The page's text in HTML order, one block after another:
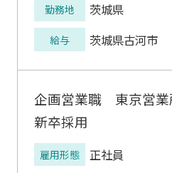
勤務地 茨城県
給与 茨城県古河市
企画営業職 東京営業
新卒採用
雇用形態 正社員